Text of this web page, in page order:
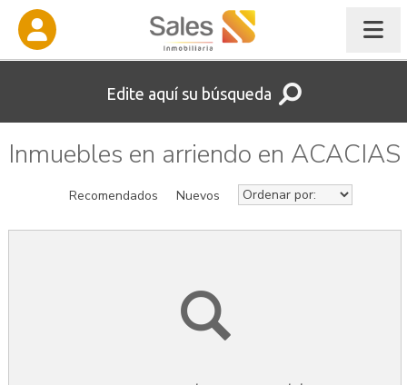
Edite aquí su búsqueda
Inmuebles en arriendo en ACACIAS
Recomendados Nuevos